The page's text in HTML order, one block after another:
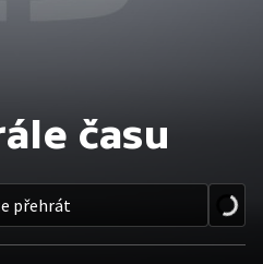
času
přehrát